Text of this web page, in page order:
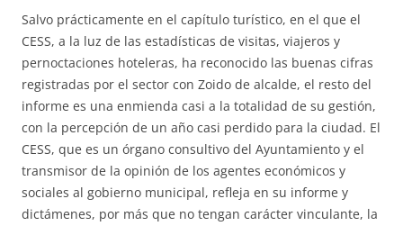
Salvo prácticamente en el capítulo turístico, en el que el
CESS, a la luz de las estadísticas de visitas, viajeros y
pernoctaciones hoteleras, ha reconocido las buenas cifras
registradas por el sector con Zoido de alcalde, el resto del
informe es una enmienda casi a la totalidad de su gestión,
con la percepción de un año casi perdido para la ciudad. El
CESS, que es un órgano consultivo del Ayuntamiento y el
transmisor de la opinión de los agentes económicos y
sociales al gobierno municipal, refleja en su informe y
dictámenes, por más que no tengan carácter vinculante, la